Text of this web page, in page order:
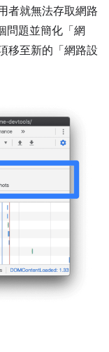
者就無法存取網路
問題並簡化「網
移至新的「網路設